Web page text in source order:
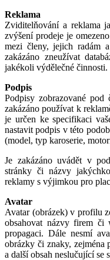
Reklama
Zviditelňování a reklama
zvýšení prodeje je
mezi členy, jejich radám
zakázáno zneužívat
jakékoli výdělečné činnosti.
Podpis
Podpisy zobrazované
zakázáno používat k
je určen ke specifikaci
nastavit podpis v této
(model, typ karoserie,
Je zakázáno uvádět v
stránky či názvy
reklamy s výjimkou pro
Avatar
Avatar (obrázek) v profilu
obsahovat názvy firem či
propagaci. Dále nesmí
obrázky či znaky, zejména
a další obsah neslučující se